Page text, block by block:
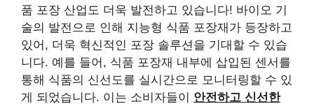
품 포장 산업도 더욱 발전하고 있습니다! 바이오 기
술의 발전으로 인해 지능형 식품 포장재가 등장하고
있어, 더욱 혁신적인 포장 솔루션을 기대할 수 있습
니다. 예를 들어, 식품 포장재 내부에 삽입된 센서를
통해 식품의 신선도를 실시간으로 모니터링할 수 있
게 되었습니다. 이는 소비자들이 안전하고 신선한